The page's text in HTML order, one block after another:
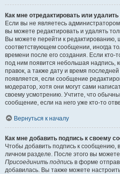
Как мне отредактировать или
Если вы не являетесь
вы можете редактировать и удалять
Вы можете перейти к редактированию,
соответствующем сообщении, иногда
времени после его создания. Если кто-
под ним появится небольшая надпись,
правок, а также дату и время
появляется, если сообщение
модератор, хотя они могут сами
своему усмотрению. Учтите, что
сообщение, если на него уже кто-то
Вернуться к началу
Как мне добавить подпись к своему
Чтобы добавить подпись к сообщению,
личном разделе. После этого вы
Присоединить подпись в форме
добавилась. Вы также можете